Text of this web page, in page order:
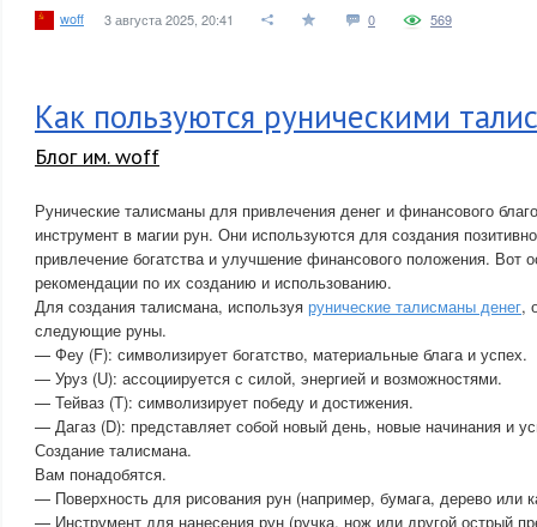
woff 3 августа 2025, 20:41 0 569
Как пользуются руническими
Блог им. woff
Рунические талисманы для привлечения денег и финансового
инструмент в магии рун. Они используются для создания
привлечение богатства и улучшение финансового положения. Вот
рекомендации по их созданию и использованию.
Для создания талисмана, используя рунические талисманы денег,
следующие руны.
— Феу (F): символизирует богатство, материальные блага и успех.
— Уруз (U): ассоциируется с силой, энергией и возможностями.
— Тейваз (T): символизирует победу и достижения.
— Дагаз (D): представляет собой новый день, новые начинания и
Создание талисмана.
Вам понадобятся.
— Поверхность для рисования рун (например, бумага, дерево или
— Инструмент для нанесения рун (ручка, нож или другой острый